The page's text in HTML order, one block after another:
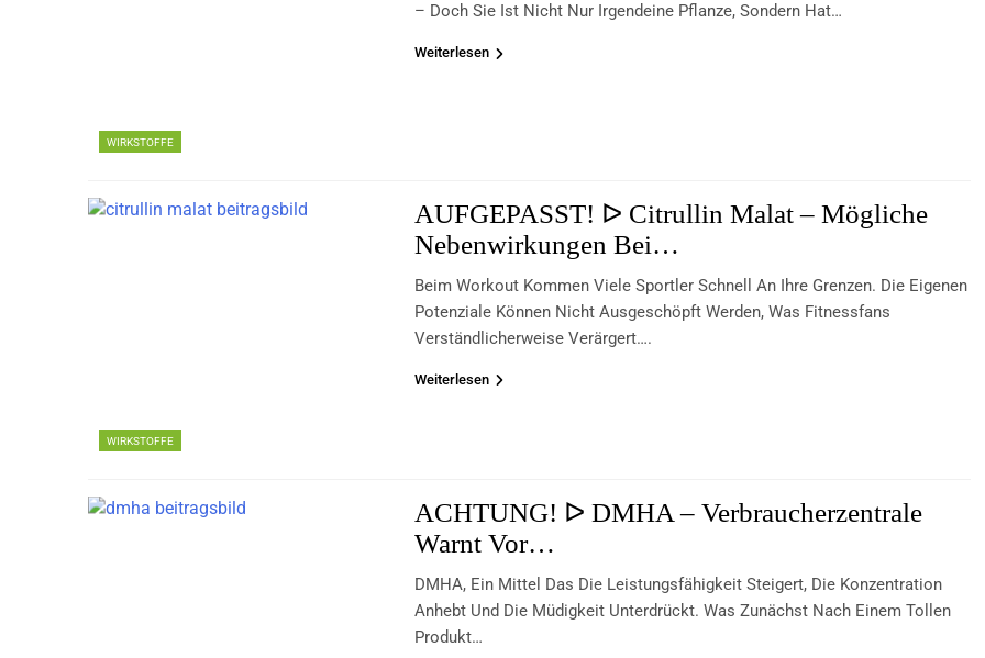
WIRKSTOFFE
– Doch Sie Ist Nicht Nur Irgendeine Pflanze, Sondern Hat…
Weiterlesen
WIRKSTOFFE
AUFGEPASST! ᐅ Citrullin Malat – Mögliche
Nebenwirkungen Bei…
Beim Workout Kommen Viele Sportler Schnell An Ihre Grenzen. Die Eigenen
Potenziale Können Nicht Ausgeschöpft Werden, Was Fitnessfans
Verständlicherweise Verärgert….
Weiterlesen
ACHTUNG! ᐅ DMHA – Verbraucherzentrale
Warnt Vor…
DMHA, Ein Mittel Das Die Leistungsfähigkeit Steigert, Die Konzentration
Anhebt Und Die Müdigkeit Unterdrückt. Was Zunächst Nach Einem Tollen
Produkt…